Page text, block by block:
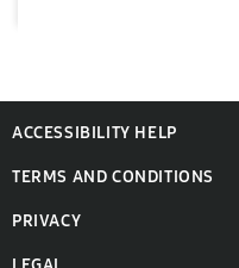
ACCESSIBILITY HELP
TERMS AND CONDITIONS
PRIVACY